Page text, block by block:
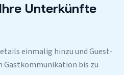
Unterkünfte
einmalig hinzu und Guest-
bis zu